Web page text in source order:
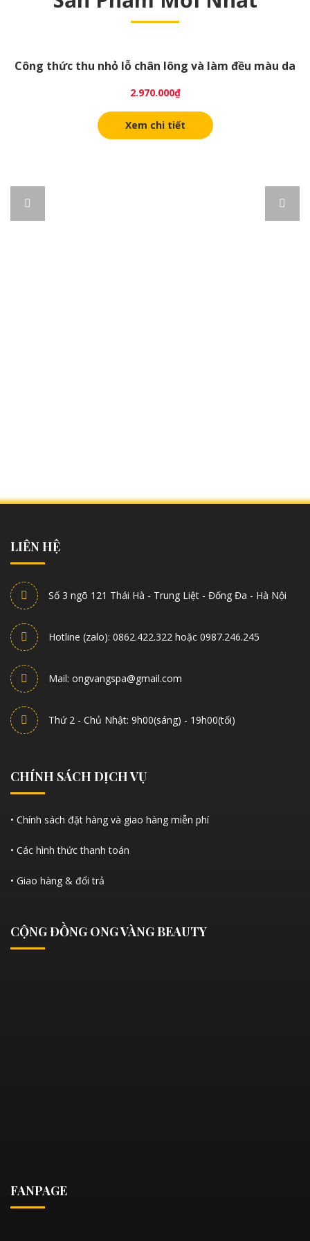
Công thức thu nhỏ lỗ chân lông và làm đều màu da
2.970.000₫
Xem chi tiết
LIÊN HỆ
Số 3 ngõ 121 Thái Hà - Trung Liệt - Đống Đa - Hà Nội
Hotline (zalo): 0862.422.322 hoặc 0987.246.245
Mail: ongvangspa@gmail.com
Thứ 2 - Chủ Nhật: 9h00(sáng) - 19h00(tối)
CHÍNH SÁCH DỊCH VỤ
• Chính sách đặt hàng và giao hàng miễn phí
• Các hình thức thanh toán
• Giao hàng & đổi trả
CỘNG ĐỒNG ONG VÀNG BEAUTY
FANPAGE